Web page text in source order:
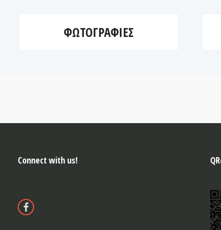
ΦΩΤΟΓΡΑΦΊΕΣ
Connect with us!